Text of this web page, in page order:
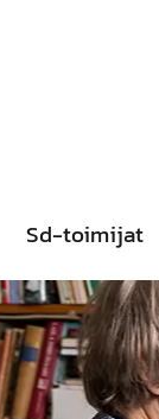
Sd-toimijat